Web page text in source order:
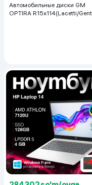
Автомобильные диски GM
OPTIRA R15x114(Lacetti/Gentra) 1